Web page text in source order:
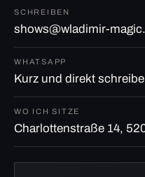
SCHREIBEN
shows@wladimir-
WHATSAPP
Kurz und direkt
WO ICH SITZE
Charlottenstraße 14,